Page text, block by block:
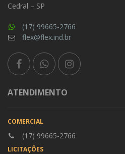
Cedral – SP
(17) 99665-2766
flex@flex.ind.br
ATENDIMENTO
COMERCIAL
(17) 99665-2766
LICITAÇÕES